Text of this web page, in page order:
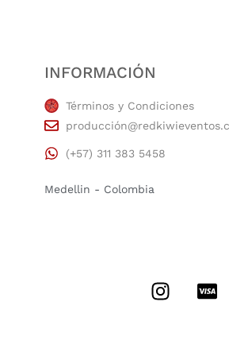
INFORMACIÓN
Términos y Condiciones
(+57) 311 383 5458
Medellin - Colombia